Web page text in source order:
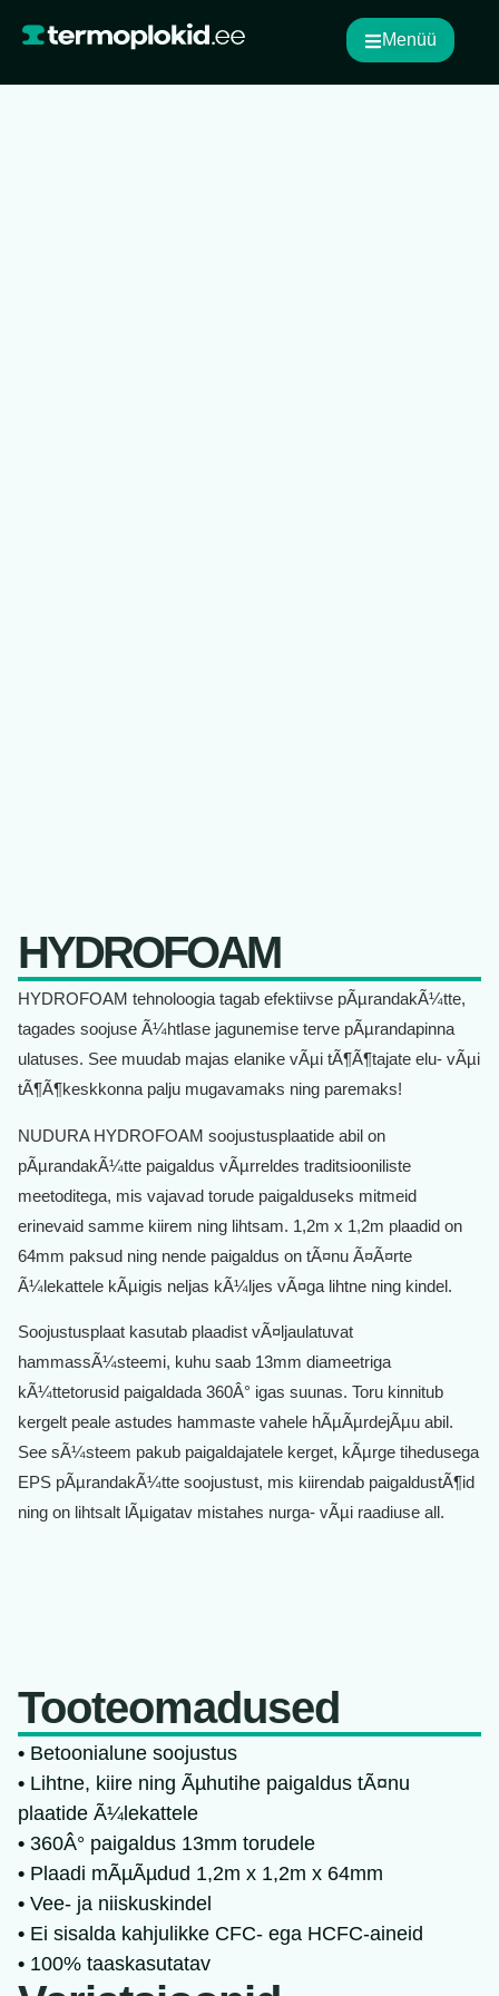
Menüü
HYDROFOAM
HYDROFOAM tehnoloogia tagab efektiivse pÃµrandakÃ¼tte,
tagades soojuse Ã¼htlase jagunemise terve pÃµrandapinna
ulatuses. See muudab majas elanike vÃµi tÃ¶Ã¶tajate elu- vÃµi
tÃ¶Ã¶keskkonna palju mugavamaks ning paremaks!
NUDURA HYDROFOAM soojustusplaatide abil on
pÃµrandakÃ¼tte paigaldus vÃµrreldes traditsiooniliste
meetoditega, mis vajavad torude paigalduseks mitmeid
erinevaid samme kiirem ning lihtsam. 1,2m x 1,2m plaadid on
64mm paksud ning nende paigaldus on tÃ¤nu Ã¤Ã¤rte
Ã¼lekattele kÃµigis neljas kÃ¼ljes vÃ¤ga lihtne ning kindel.
Soojustusplaat kasutab plaadist vÃ¤ljaulatuvat
hammassÃ¼steemi, kuhu saab 13mm diameetriga
kÃ¼ttetorusid paigaldada 360Â° igas suunas. Toru kinnitub
kergelt peale astudes hammaste vahele hÃµÃµrdejÃµu abil.
See sÃ¼steem pakub paigaldajatele kerget, kÃµrge tihedusega
EPS pÃµrandakÃ¼tte soojustust, mis kiirendab paigaldustÃ¶id
ning on lihtsalt lÃµigatav mistahes nurga- vÃµi raadiuse all.
Tooteomadused
• Betoonialune soojustus
• Lihtne, kiire ning Ãµhutihe paigaldus tÃ¤nu
plaatide Ã¼lekattele
• 360Â° paigaldus 13mm torudele
• Plaadi mÃµÃµdud 1,2m x 1,2m x 64mm
• Vee- ja niiskuskindel
• Ei sisalda kahjulikke CFC- ega HCFC-aineid
• 100% taaskasutatav